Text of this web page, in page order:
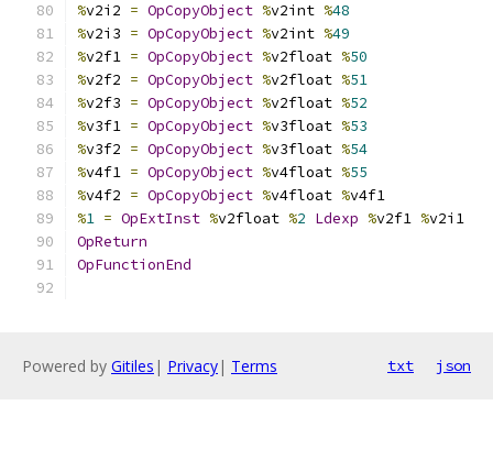
%v2i2 = OpCopyObject %v2int %48
%v2i3 = OpCopyObject %v2int %49
%v2f1 = OpCopyObject %v2float %50
%v2f2 = OpCopyObject %v2float %51
%v2f3 = OpCopyObject %v2float %52
%v3f1 = OpCopyObject %v3float %53
%v3f2 = OpCopyObject %v3float %54
%v4f1 = OpCopyObject %v4float %55
%v4f2 = OpCopyObject %v4float %v4f1
%1 = OpExtInst %v2float %2 Ldexp %v2f1 %v2i1
OpReturn
OpFunctionEnd
Powered by Gitiles | Privacy| Terms txt json